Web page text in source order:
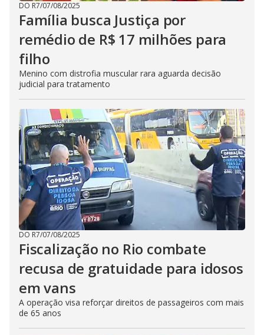
DO R7/07/08/2025
Família busca Justiça por
remédio de R$ 17 milhões para
filho
Menino com distrofia muscular rara aguarda decisão
judicial para tratamento
DO R7/07/08/2025
Fiscalização no Rio combate
recusa de gratuidade para idosos
em vans
A operação visa reforçar direitos de passageiros com mais
de 65 anos